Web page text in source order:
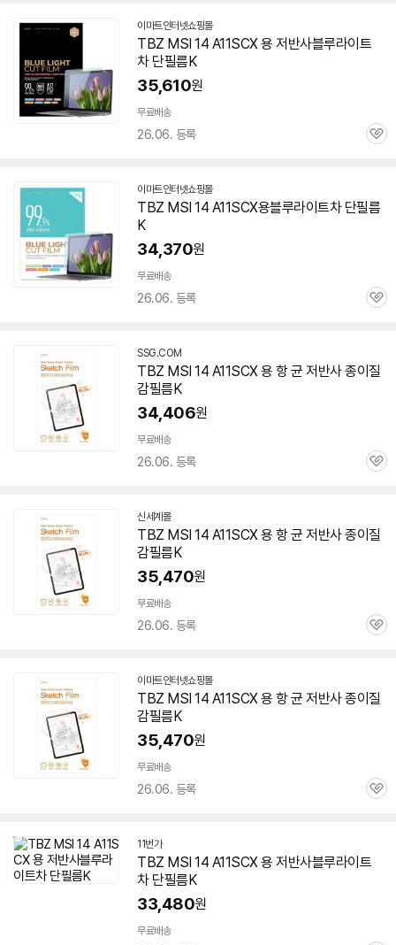
이마트인터넷쇼핑몰
TBZ MSI 14 A11SCX 용 저반사블루라이트
차 단필름K
35,610원
무료배송
26.06. 등록
관
이마트인터넷쇼핑몰
TBZ MSI 14 A11SCX용블루라이트차 단필름
K
34,370원
무료배송
26.06. 등록
관
SSG.COM
TBZ MSI 14 A11SCX 용 항 균 저반사 종이질
감필름K
34,406원
무료배송
26.06. 등록
관
신세계몰
TBZ MSI 14 A11SCX 용 항 균 저반사 종이질
감필름K
35,470원
무료배송
26.06. 등록
관
이마트인터넷쇼핑몰
TBZ MSI 14 A11SCX 용 항 균 저반사 종이질
감필름K
35,470원
무료배송
26.06. 등록
관
11번가
TBZ MSI 14 A11SCX 용 저반사블루라이트
차 단필름K
33,480원
무료배송